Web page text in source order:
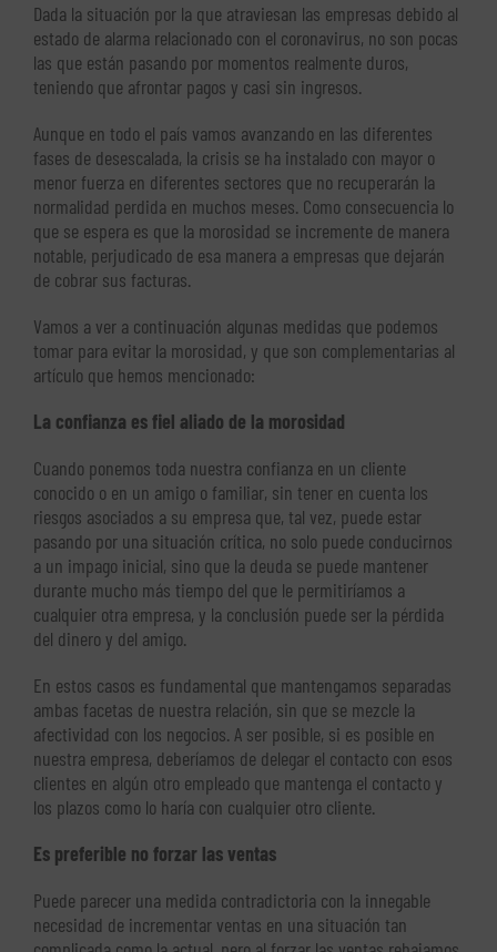
Dada la situación por la que atraviesan las empresas debido al
estado de alarma relacionado con el coronavirus, no son pocas
las que están pasando por momentos realmente duros,
teniendo que afrontar pagos y casi sin ingresos.
Aunque en todo el país vamos avanzando en las diferentes
fases de desescalada, la crisis se ha instalado con mayor o
menor fuerza en diferentes sectores que no recuperarán la
normalidad perdida en muchos meses. Como consecuencia lo
que se espera es que la morosidad se incremente de manera
notable, perjudicado de esa manera a empresas que dejarán
de cobrar sus facturas.
Vamos a ver a continuación algunas medidas que podemos
tomar para evitar la morosidad, y que son complementarias al
artículo que hemos mencionado:
La confianza es fiel aliado de la morosidad
Cuando ponemos toda nuestra confianza en un cliente
conocido o en un amigo o familiar, sin tener en cuenta los
riesgos asociados a su empresa que, tal vez, puede estar
pasando por una situación crítica, no solo puede conducirnos
a un impago inicial, sino que la deuda se puede mantener
durante mucho más tiempo del que le permitiríamos a
cualquier otra empresa, y la conclusión puede ser la pérdida
del dinero y del amigo.
En estos casos es fundamental que mantengamos separadas
ambas facetas de nuestra relación, sin que se mezcle la
afectividad con los negocios. A ser posible, si es posible en
nuestra empresa, deberíamos de delegar el contacto con esos
clientes en algún otro empleado que mantenga el contacto y
los plazos como lo haría con cualquier otro cliente.
Es preferible no forzar las ventas
Puede parecer una medida contradictoria con la innegable
necesidad de incrementar ventas en una situación tan